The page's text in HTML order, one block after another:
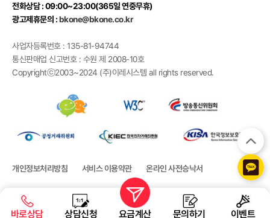
전화상담 : 09:00~23:00(365일 연중무휴)
광고제휴문의 :bkone@bkone.co.kr
사업자등록번호 : 135-81-94744
통신판매업 신고번호 : 수원 제 2008-10호
Copyrightⓒ2003~2024 (주)이레시스템 all rights reserved.
개인정보처리방침 서비스 이용약관 온라인 사전승낙서
바로상담 상담신청 요금계산 문의하기 이벤트